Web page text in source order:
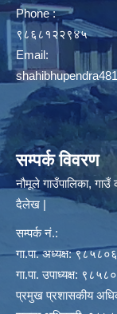
Phone :
९८६८१२२९४५
Email:
सम्पर्क विवरण
नौमूले गाउँपालिका, गाउँ
दैलेख |
सम्पर्क नं.:
गा.पा. अध्यक्ष:
गा.पा. उपाध्यक्ष:
प्रमुख प्रशासकीय